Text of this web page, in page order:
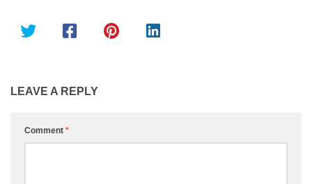
LEAVE A REPLY
Comment *